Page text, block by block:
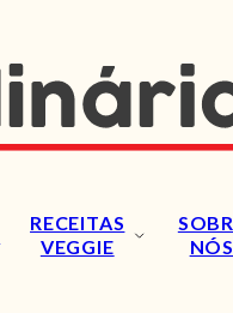
RECEITAS
VEGGIE
NÓS